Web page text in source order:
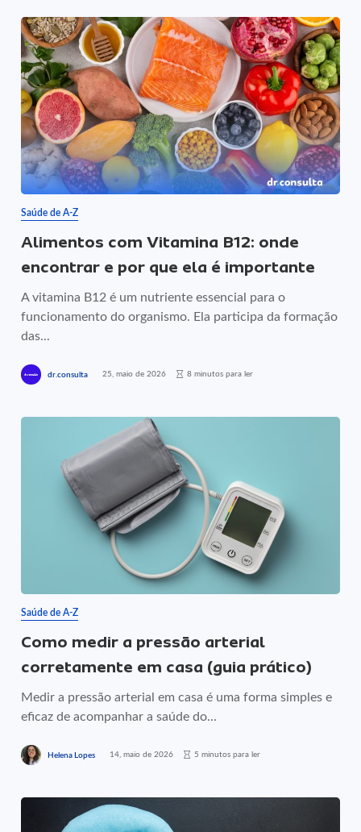
Saúde de A-Z
Alimentos com Vitamina B12: onde
encontrar e por que ela é importante
A vitamina B12 é um nutriente essencial para o
funcionamento do organismo. Ela participa da formação
das...
dr.consulta 25, maio de 2026 8 minutos para ler
Saúde de A-Z
Como medir a pressão arterial
corretamente em casa (guia prático)
Medir a pressão arterial em casa é uma forma simples e
eficaz de acompanhar a saúde do...
Helena Lopes 14, maio de 2026 5 minutos para ler